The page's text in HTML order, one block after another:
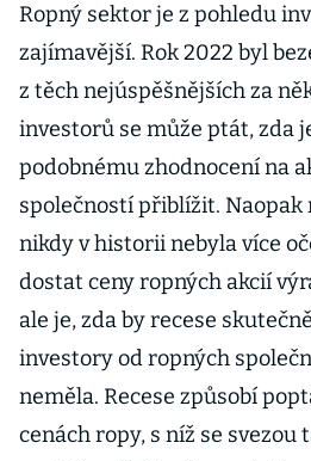
Ropný sektor je z pohledu
zajímavější. Rok 2022 byl
z těch nejúspěšnějších za
investorů se může ptát, zda
podobnému zhodnocení na
společností přiblížit. Naopak
nikdy v historii nebyla více
dostat ceny ropných akcií
ale je, zda by recese
investory od ropných
neměla. Recese způsobí
cenách ropy, s níž se svezou